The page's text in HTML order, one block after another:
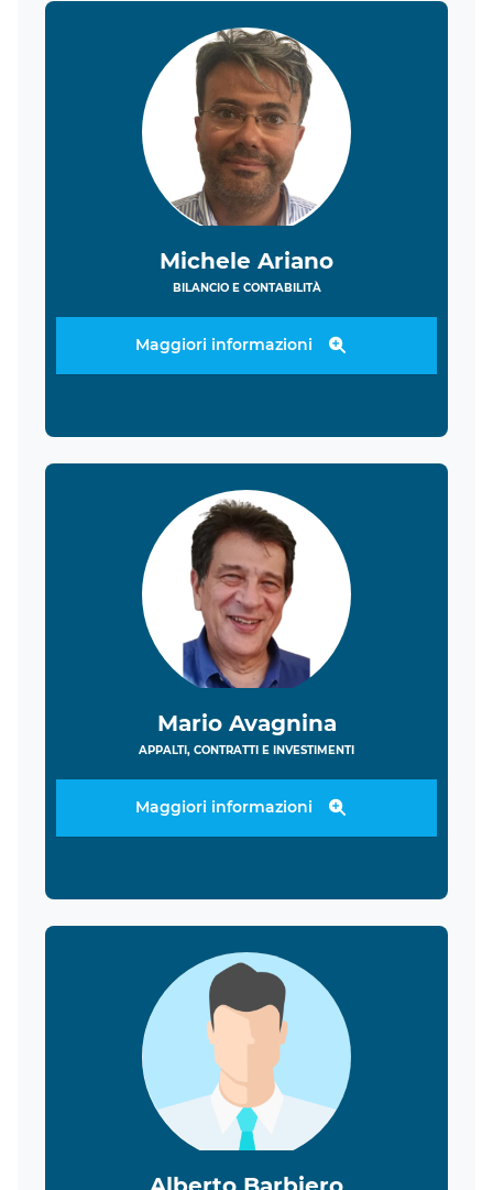
Michele Ariano
BILANCIO E CONTABILITÀ
Maggiori informazioni
Mario Avagnina
APPALTI, CONTRATTI E INVESTIMENTI
Maggiori informazioni